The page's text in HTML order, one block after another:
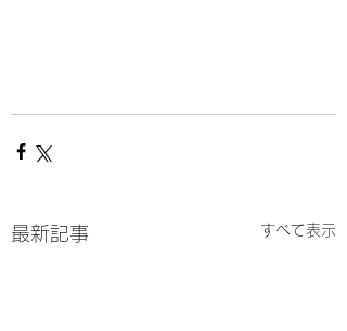
最新記事 すべて表示